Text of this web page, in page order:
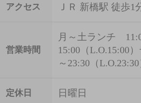
アクセス ＪＲ 新橋駅 徒歩1
営業時間
月～土ランチ
15:00（L.O.15:00
～23:30（L.O.23:30
定休日 日曜日